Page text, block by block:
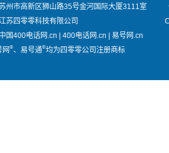
州市高新区狮山路35号金河国际大厦3111室
苏四零零科技有限公司
中国400电话网.cn |400电话网.cn |易号网.cn
网®、易号通®均为四零零公司注册商标